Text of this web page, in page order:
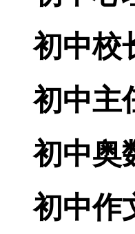
初中校
初中主
初中奥
初中作